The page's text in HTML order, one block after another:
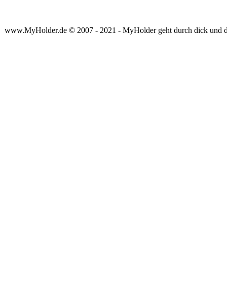
www.MyHolder.de © 2007 - 2021 - MyHolder geht durch dick und